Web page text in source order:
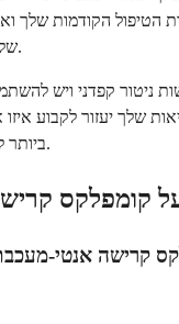
הטיפול הקודמות שלך
שלך בעת קבלת החלטה זו.
ניטור קפדני ויש
שלך יעזור לקבוע
ביותר לצרכים הספציפיים שלך.
קומפלקס
קרישה אנטי-